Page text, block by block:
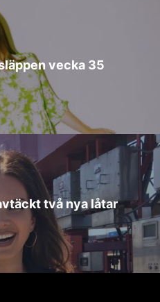
vecka 35
två nya låtar